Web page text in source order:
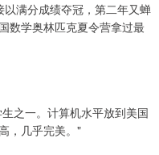
满分成绩夺冠，第二年又蝉
数学奥林匹克夏令营拿过最
之一。计算机水平放到美国
，几乎完美。"